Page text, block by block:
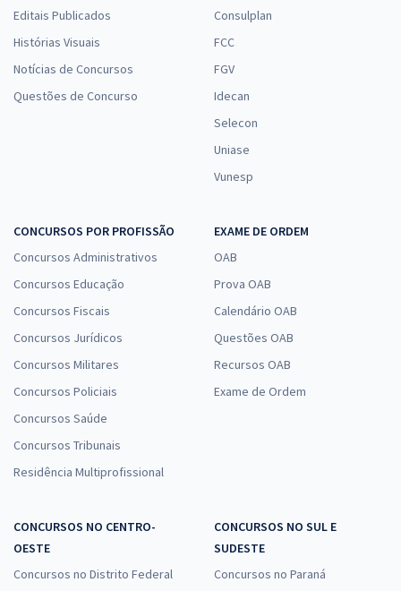
Editais Publicados
Histórias Visuais
Notícias de Concursos
Questões de Concurso
Consulplan
FCC
FGV
Idecan
Selecon
Uniase
Vunesp
CONCURSOS POR PROFISSÃO
Concursos Administrativos
Concursos Educação
Concursos Fiscais
Concursos Jurídicos
Concursos Militares
Concursos Policiais
Concursos Saúde
Concursos Tribunais
Residência Multiprofissional
EXAME DE ORDEM
OAB
Prova OAB
Calendário OAB
Questões OAB
Recursos OAB
Exame de Ordem
CONCURSOS NO CENTRO-
OESTE
Concursos no Distrito Federal
CONCURSOS NO SUL E
SUDESTE
Concursos no Paraná